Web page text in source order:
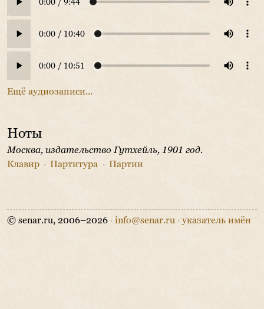
Ещё аудиозаписи...
Ноты
Москва, издательство Гутхейль, 1901 год.
Клавир · Партитура · Партии
© senar.ru, 2006–2026 · info@senar.ru · указатель имён